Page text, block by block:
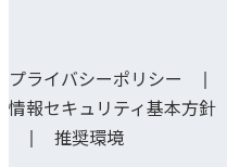
プライバシーポリシー
情報セキュリティ基本方針
推奨環境